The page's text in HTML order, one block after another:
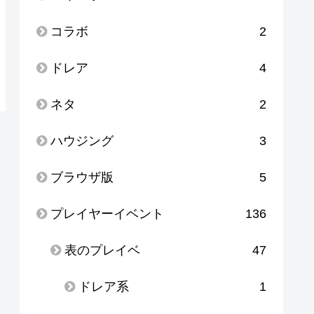
コラボ 2
ドレア 4
ネタ 2
ハウジング 3
ブラウザ版 5
プレイヤーイベント 136
表のプレイベ 47
ドレア系 1